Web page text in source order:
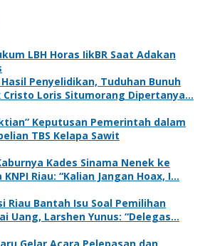
Penyelidikan, Tuduhan Bunuh
Cristo Loris Situmorang Dipertanya…
Keputusan Pemerintah dalam
TBS Kelapa Sawit
Kades Sinama Nenek ke
Riau: “Kalian Jangan Hoax, I…
Riau Bantah Isu Soal Pemilihan
Uang, Larshen Yunus: “Delegas…